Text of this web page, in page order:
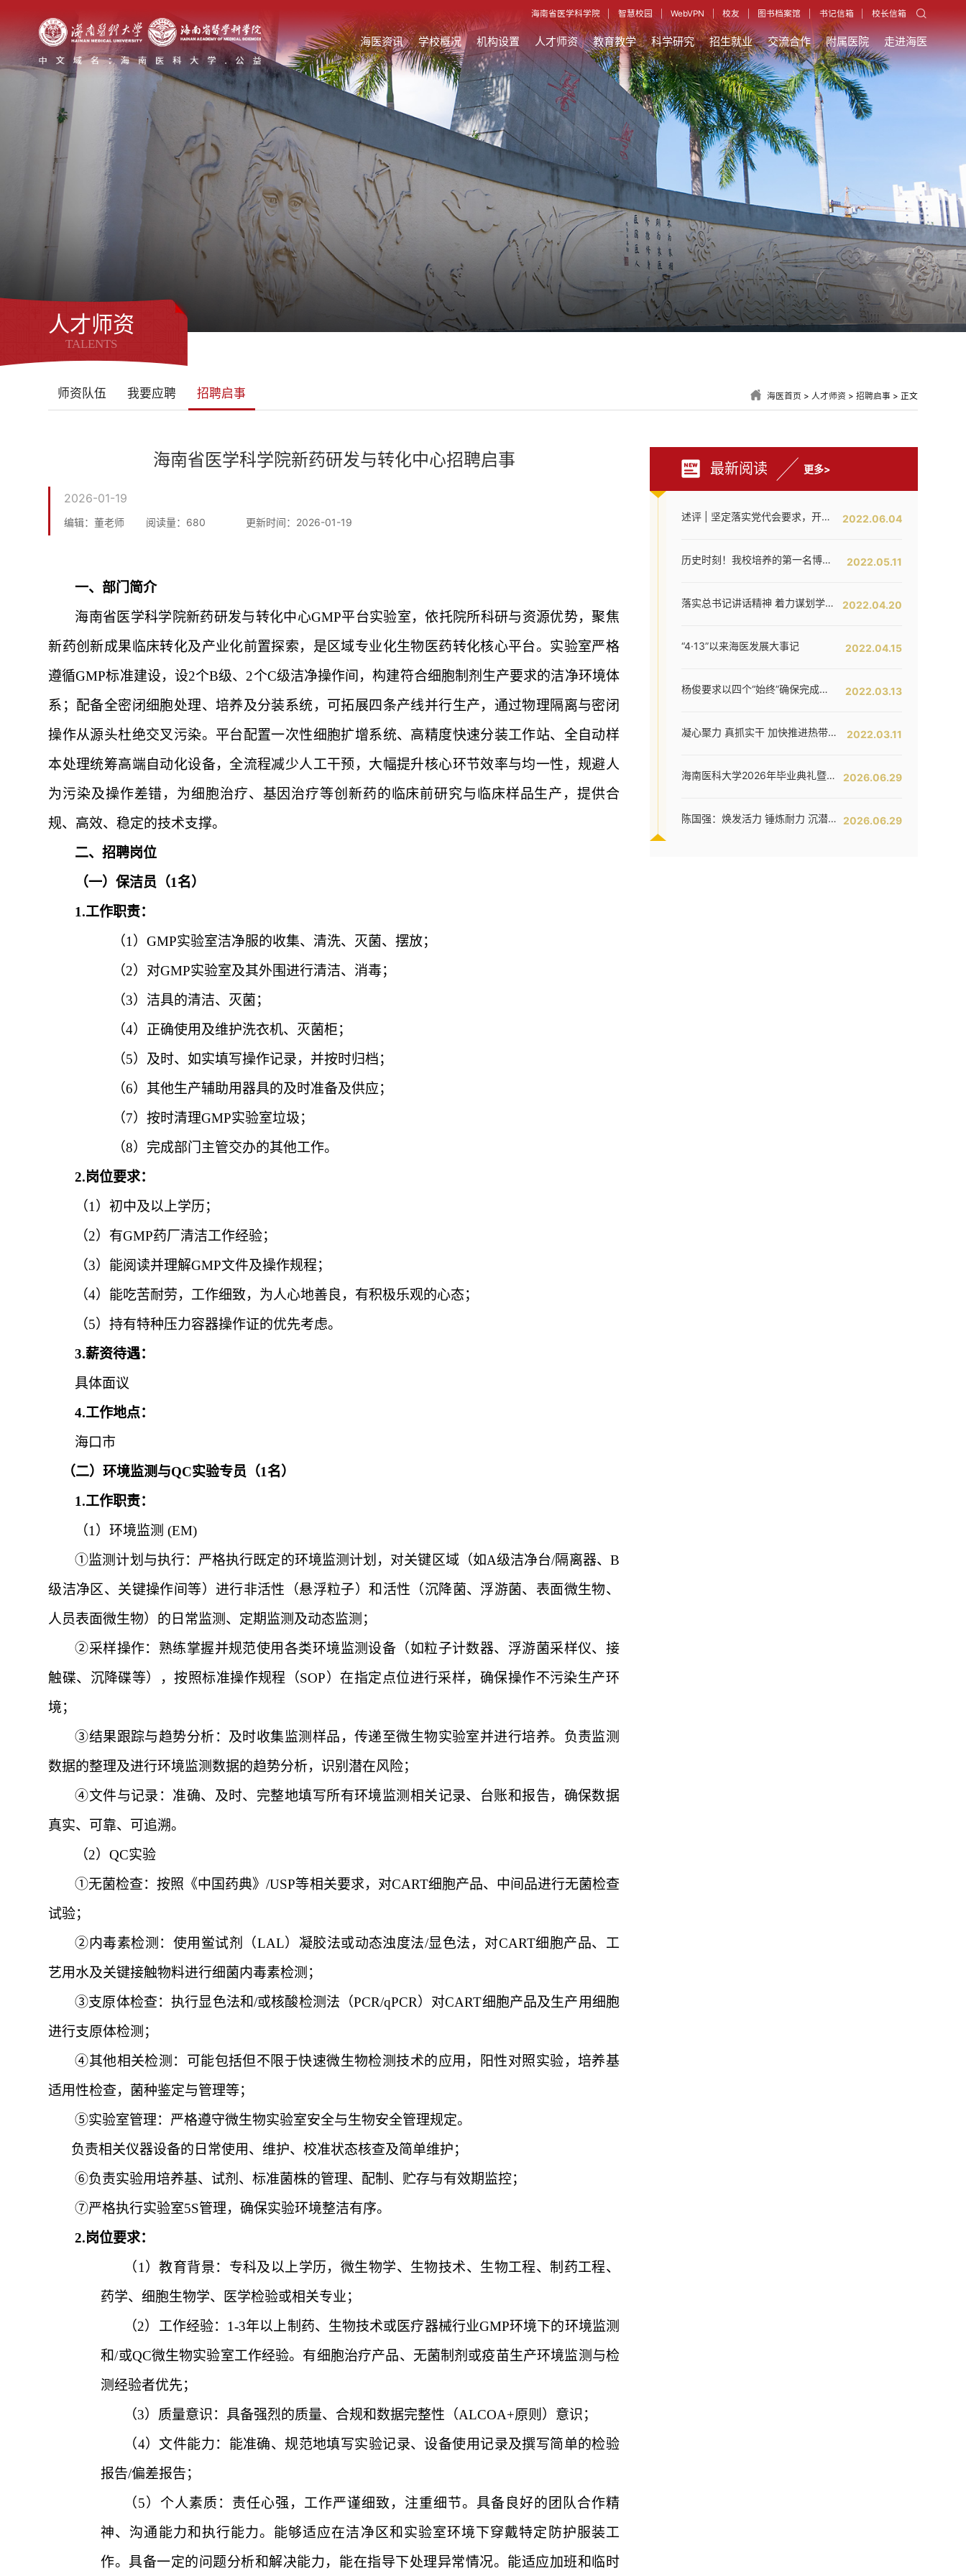
海南省医学科学院 智慧校园 WebVPN 校友 图书档案馆 书记信箱 校长信箱
海医资讯 学校概况 机构设置 人才师资 教育教学 科学研究 招生就业 交流合作 附属医院 走进海医
人才师资
TALENTS
海医首页 > 人才师资 > 招聘启事> 正文
师资队伍 我要应聘 招聘启事
海南省医学科学院新药研发与转化中心招聘启事
2026-01-19
编辑：董老师 阅读量： 680 更新时间：2026-01-19
一、部门简介
海南省医学科学院新药研发与转化中心GMP平台实验室，依托院所科研与资源优势，聚焦
新药创新成果临床转化及产业化前置探索，是区域专业化生物医药转化核心平台。实验室严格
遵循GMP标准建设，设2个B级、2个C级洁净操作间，构建符合细胞制剂生产要求的洁净环境体
系；配备全密闭细胞处理、培养及分装系统，可拓展四条产线并行生产，通过物理隔离与密闭
操作从源头杜绝交叉污染。平台配置一次性细胞扩增系统、高精度快速分装工作站、全自动样
本处理统筹高端自动化设备，全流程减少人工干预，大幅提升核心环节效率与均一性，规避人
为污染及操作差错，为细胞治疗、基因治疗等创新药的临床前研究与临床样品生产，提供合
规、高效、稳定的技术支撑。
二、招聘岗位
（一）保洁员（1名）
1.工作职责：
（1）GMP实验室洁净服的收集、清洗、灭菌、摆放；
（2） 对GMP实验室及其外围进行清洁、消毒；
（3） 洁具的清洁、灭菌；
（4） 正确使用及维护洗衣机、灭菌柜；
（5） 及时、如实填写操作记录，并按时归档；
（6） 其他生产辅助用器具的及时准备及供应；
（7）按时清理GMP实验室垃圾；
（8） 完成部门主管交办的其他工作。
2.岗位要求：
（1）初中及以上学历；
（2）有GMP药厂清洁工作经验；
（3）能阅读并理解GMP文件及操作规程；
（4）能吃苦耐劳，工作细致，为人心地善良，有积极乐观的心态；
（5）持有特种压力容器操作证的优先考虑。
3.薪资待遇：
具体面议
4.工作地点：
海口市
（二）环境监测与QC实验专员（1名）
1.工作职责：
（1）环境监测 (EM)
①监测计划与执行：严格执行既定的环境监测计划，对关键区域（如A级洁净台/隔离器、B
级洁净区、关键操作间等）进行非活性（悬浮粒子）和活性（沉降菌、浮游菌、表面微生物、
人员表面微生物）的日常监测、定期监测及动态监测 ；
②采样操作：熟练掌握并规范使用各类环境监测设备（如粒子计数器、浮游菌采样仪、接
触碟、沉降碟等），按照标准操作规程（SOP）在指定点位进行采样，确保操作不污染生产环
境；
③结果跟踪与趋势分析：及时收集监测样品，传递至微生物实验室并进行培养。负责监测
数据的整理及进行环境监测数据的趋势分析，识别潜在风险；
④文件与记录：准确、及时、完整地填写所有环境监测相关记录、台账和报告，确保数据
真实、可靠、可追溯。
（2）QC实验
①无菌检查：按照《中国药典》/USP等相关要求，对CART细胞产品、中间品进行无菌检查
试验；
②内毒素检测：使用鲎试剂（LAL）凝胶法或动态浊度法/显色法，对CART细胞产品、工
艺用水及关键接触物料进行细菌内毒素检测 ；
③支原体检查：执行显色法和/或核酸检测法（PCR/qPCR）对CART细胞产品及生产用细胞
进行支原体检测 ；
④其他相关检测：可能包括但不限于快速微生物检测技术的应用，阳性对照实验，培养基
适用性检查，菌种鉴定与管理等；
⑤实验室管理：严格遵守微生物实验室安全与生物安全管理规定。
负责相关仪器设备的日常使用、维护、校准状态核查及简单维护；
⑥负责实验用培养基、试剂、标准菌株的管理、配制、贮存与有效期监控；
⑦严格执行实验室5S管理，确保实验环境整洁有序。
2.岗位要求：
（1）教育背景： 专科及以上学历，微生物学、生物技术、生物工程、制药工程、
药学、细胞生物学、医学检验或相关专业；
（2） 工作经验： 1-3年以上制药、生物技术或医疗器械行业GMP环境下的环境监测
和/或QC微生物实验室工作经验。有细胞治疗产品、无菌制剂或疫苗生产环境监测与检
测经验者优先；
（3） 质量意识：具备强烈的质量、合规和数据完整性（ALCOA+原则）意识；
（4） 文件能力：能准确、规范地填写实验记录、设备使用记录及撰写简单的检验
报告/偏差报告；
（5） 个人素质：责任心强，工作严谨细致，注重细节。具备良好的团队合作精
神、沟通能力和执行能力。能够适应在洁净区和实验室环境下穿戴特定防护服装工
作。具备一定的问题分析和解决能力，能在指导下处理异常情况。能适应加班和临时
最新阅读 更多>
2022.06.04
述评 | 坚定落实党代会要求，开创海医工作新局面——写在全面落实省第八次党代会对海医发展提出新要求之时
2022.05.11
历史时刻！我校培养的第一名博士研究生通过答辩！
2022.04.20
落实总书记讲话精神 着力谋划学校内涵提升——我校召开发展战略咨询委员会第二次工作会议
2022.04.15
“4·13”以来海医发展大事记
2022.03.13
杨俊要求以四个“始终”确保完成全年工作任务--我校六届五次教代会暨七届二次工代会胜利闭幕
2022.03.11
凝心聚力 真抓实干 加快推进热带特色鲜明的国际化高水平医科大学建设步伐 ——我校六届五次教代会暨七届二次工代会隆重开幕
2026.06.29
海南医科大学2026年毕业典礼暨学位授予仪式举行
2026.06.29
陈国强：焕发活力 锤炼耐力 沉潜定力 哪吒闹海拓新程——在海南医科大学2026年毕业典礼上的讲话